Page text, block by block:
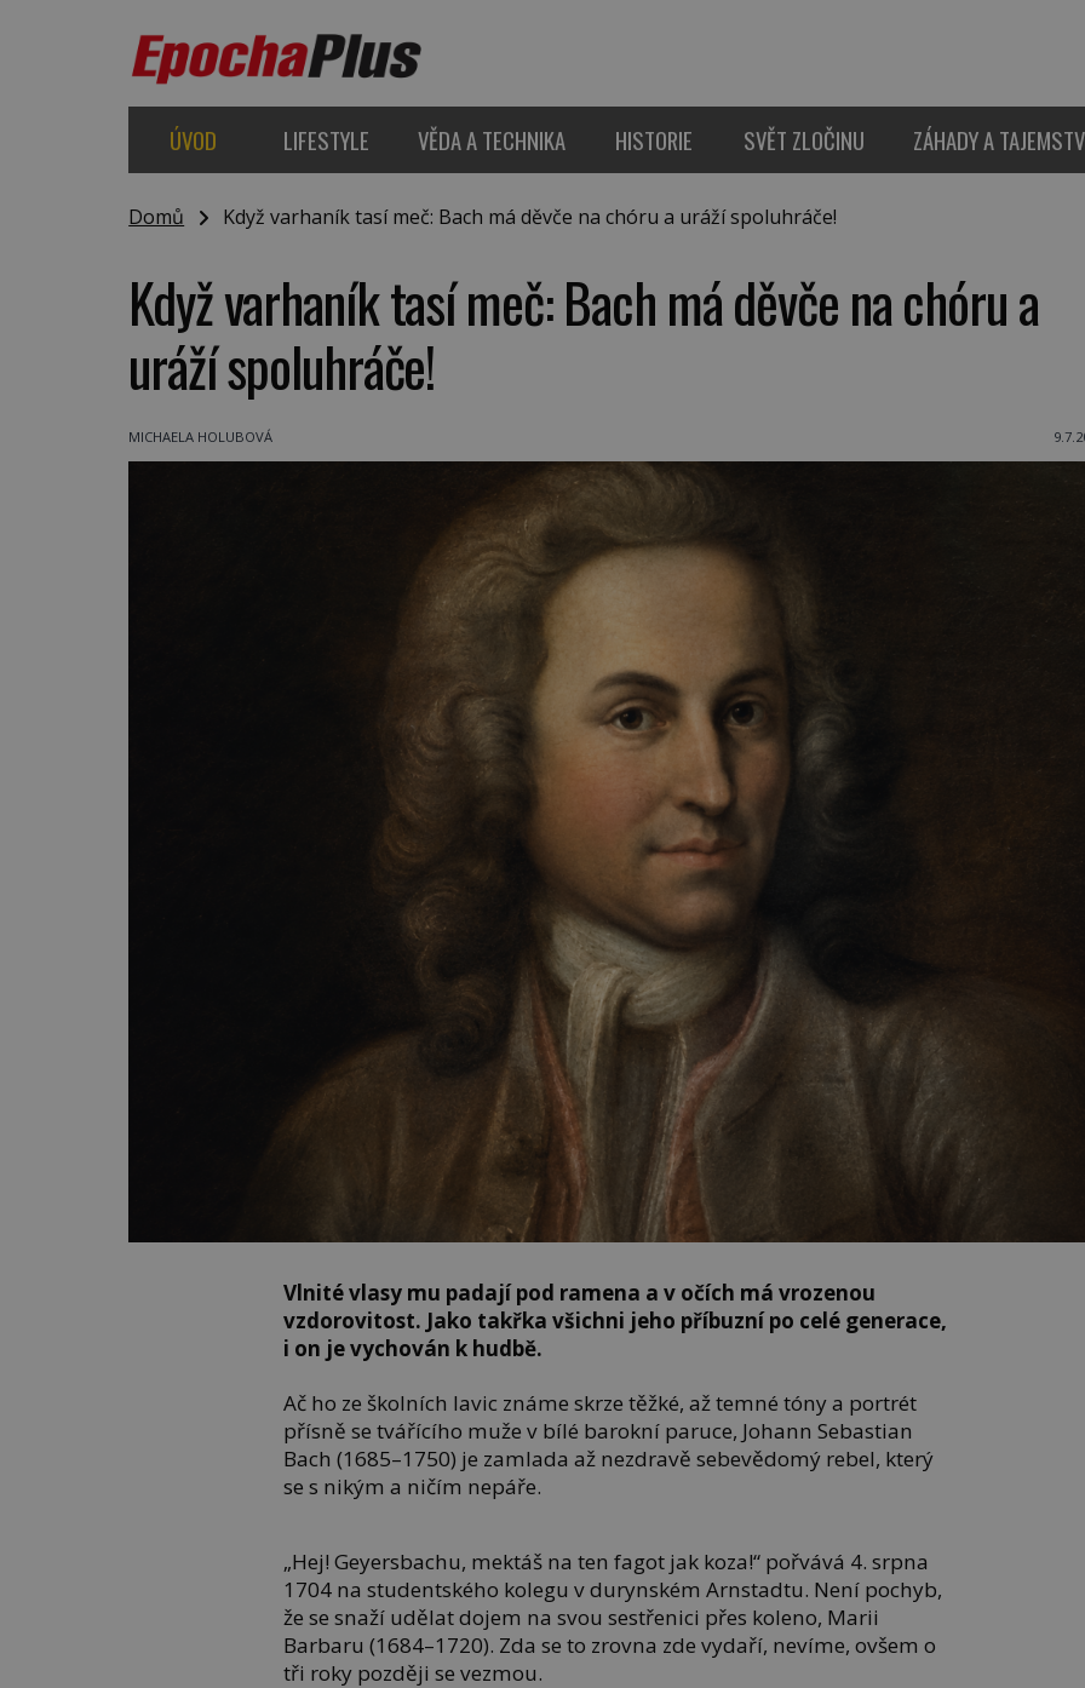
ÚVOD LIFESTYLE VĚDA A TECHNIKA HISTORIE SVĚT ZLOČINU ZÁHADY A
Domů Když varhaník tasí meč: Bach má děvče na chóru a uráží spoluhráče!
Když varhaník tasí meč: Bach má děvče na chóru a
uráží spoluhráče!
MICHAELA HOLUBOVÁ
Vlnité vlasy mu padají pod ramena a v očích má vrozenou
vzdorovitost. Jako takřka všichni jeho příbuzní po celé generace,
i on je vychován k hudbě.
Ač ho ze školních lavic známe skrze těžké, až temné tóny a portrét
přísně se tvářícího muže v bílé barokní paruce, Johann Sebastian
Bach (1685–1750) je zamlada až nezdravě sebevědomý rebel, který
se s nikým a ničím nepáře.
„Hej! Geyersbachu, mektáš na ten fagot jak koza!“ pořvává 4. srpna
1704 na studentského kolegu v durynském Arnstadtu. Není pochyb,
že se snaží udělat dojem na svou sestřenici přes koleno, Marii
Barbaru (1684–1720). Zda se to zrovna zde vydaří, nevíme, ovšem o
tři roky později se vezmou.